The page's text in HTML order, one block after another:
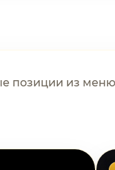
позиции из